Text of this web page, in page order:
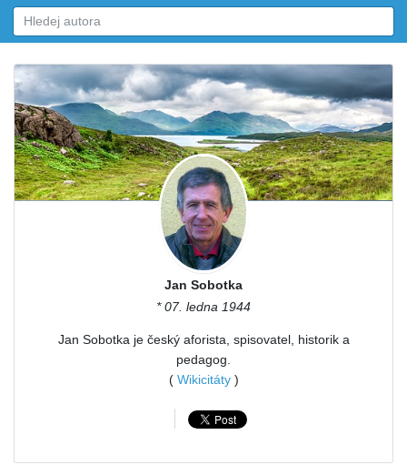
Jan Sobotka
* 07. ledna 1944
Jan Sobotka je český aforista, spisovatel, historik a
pedagog.
( Wikicitáty)